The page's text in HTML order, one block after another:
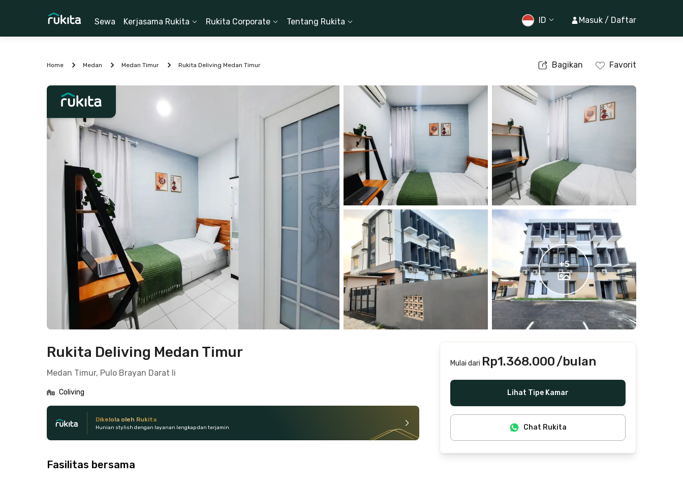
Sewa Kerjasama Rukita Rukita Corporate Tentang Rukita ID Masuk / Daftar
Home Medan Medan Timur Rukita Deliving Medan Timur Bagikan Favorit
+5
Rukita Deliving Medan Timur
Medan Timur, Pulo Brayan Darat Ii
Coliving
Dikelola oleh Rukita
Hunian stylish dengan layanan lengkap dan terjamin
Fasilitas bersama
Mulai dari Rp1.368.000/bulan
Lihat Tipe Kamar
Chat Rukita